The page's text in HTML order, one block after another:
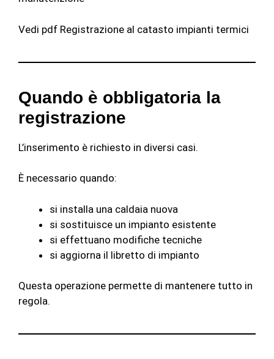
Vedi pdf Registrazione al catasto impianti termici
Quando è obbligatoria la
registrazione
L’inserimento è richiesto in diversi casi.
È necessario quando:
si installa una caldaia nuova
si sostituisce un impianto esistente
si effettuano modifiche tecniche
si aggiorna il libretto di impianto
Questa operazione permette di mantenere tutto in
regola.